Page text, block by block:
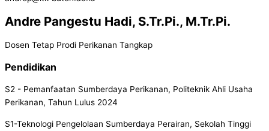
Andre Pangestu Hadi, S.Tr.Pi., M.Tr.Pi.
Dosen Tetap Prodi Perikanan Tangkap
Pendidikan
S2 - Pemanfaatan Sumberdaya Perikanan, Politeknik Ahli Usaha
Perikanan, Tahun Lulus 2024
S1-Teknologi Pengelolaan Sumberdaya Perairan, Sekolah Tinggi